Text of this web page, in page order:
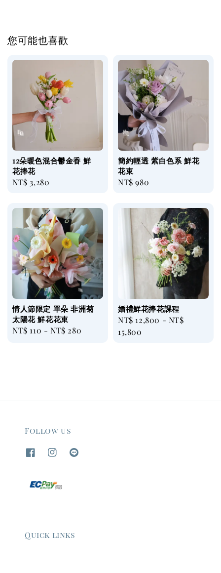
您可能也喜歡
12朵暖色混合鬱金香 鮮
花捧花
Regular
NT$ 3,280
簡約輕透 紫白色系 鮮花
花束
Regular
NT$ 980
情人節限定 單朵 非洲菊
太陽花 鮮花花束
Regular
NT$ 110 -NT$ 280
婚禮鮮花捧花課程
Regular
price
NT$ 12,800 - NT$
15,800
Follow us
Quick links